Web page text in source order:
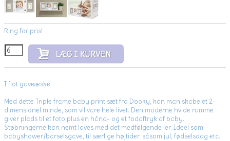
Ring for pris!
I flot gaveæske
Med dette Triple frame baby print sæt fra Dooky, kan man skabe et 2-
dimensionel minde, som vil vare hele livet. Den moderne hvide ramme
giver plads til et foto plus en hånd- og et fodaftryk af baby.
Støbningerne kan nemt laves med det medfølgende ler. Ideel som
babyshower/barselsgave, til særlige højtider, såsom jul, fødselsdag etc.